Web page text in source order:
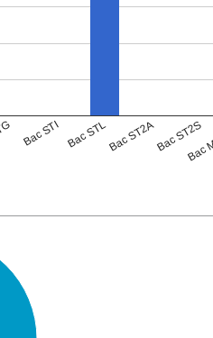
Bac STI Bac STLBac ST2ABac ST2S